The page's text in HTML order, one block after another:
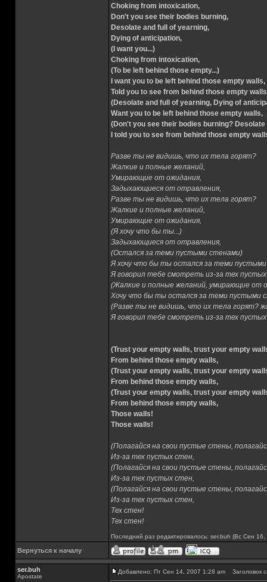
Choking from intoxication,
Don't you see their bodies burning,
Desolate and full of yearning,
Dying of anticipation,
(I want you...)
Choking from intoxication,
(To be left behind those empty...)
I want you to be left behind those empty walls,
Told you to see from behind those empty
(Desolate and full of yearning, Dying of
Want you to be left behind those empty walls,
(Don't you see their bodies burning?
I told you to see from behind those empty
Разве ты не видишь, что их тела горят?
Жалкие и полные желаний,
Умирающие от ожидания,
Задыхающиеся от отравления,
Разве ты не видишь, что их тела горят?
Жалкие и полные желаний,
Умирающие от ожидания,
(Я хочу что бы ты...)
Задыхающиеся от отравления,
(Остался за теми пустыми стенами)
Я хочу что бы ты остался за теми
Я говорил тебе смотреть из-за тех
(Жалкие и полные желаний, умирающие от
Хочу что бы ты остался за теми пустыми
(Разве ты не видишь, что их тела горят?
Я говорил тебе смотреть из-за тех
(Trust your empty walls, trust your empty
From behind those empty walls,
(Trust your empty walls, trust your empty
From behind those empty walls,
(Trust your empty walls, trust your empty
From behind those empty walls,
Those walls!
Those walls!
(Полагайся на свои пустые стены,
Из-за тех пустых стен,
(Полагайся на свои пустые стены,
Из-за тех пустых стен,
(Полагайся на свои пустые стены,
Из-за тех пустых стен,
Тех стен!
Тех стен!
Последний раз редактировалось: ser.buh (Вс Сен
Вернуться к началу
ser.buh
Apostate
Добавлено: Пт Сен 14, 2007 1:28 am Заголовок